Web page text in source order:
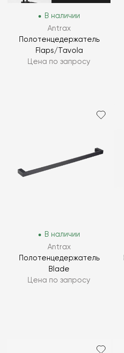
В наличии
Antrax
Полотенцедержатель
Flaps/Tavola
Цена по запросу
В наличии
Antrax
Полотенцедержатель
Blade
Цена по запросу